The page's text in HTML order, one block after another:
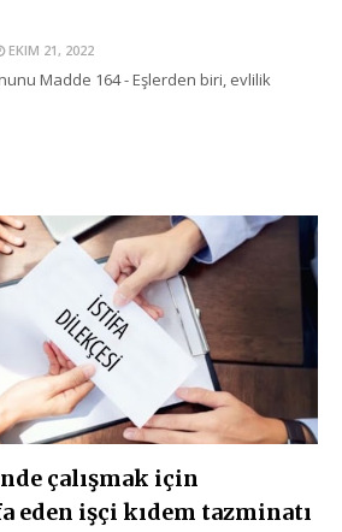
EKIM 21, 2022
Madde 164 - Eşlerden biri, evlilik
çalışmak için
eden işçi kıdem tazminatı